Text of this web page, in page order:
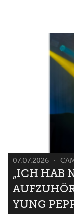
07.07.2026
„ICH HAB
YUNG